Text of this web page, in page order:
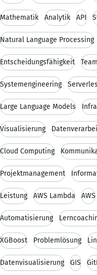
Mathematik Analytik API
Natural Language Processing
Entscheidungsfähigkeit
Systemengineering
Large Language Models
Visualisierung
Cloud Computing
Projektmanagement
Leistung AWS Lambda AWS
Automatisierung
XGBoost Problemlösung
Datenvisualisierung GIS